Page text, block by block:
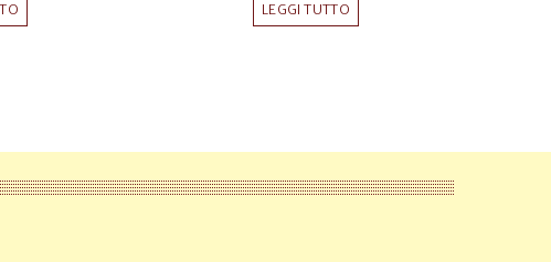
LEGGI TUTTO